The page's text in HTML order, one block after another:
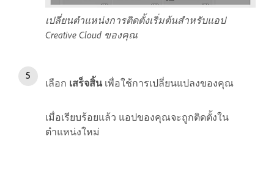
เปลี่ยนตำแหน่งการติดตั้งเริ่มต้นสำหรับแอป
Creative Cloud ของคุณ
เลือก เสร็จสิ้นเพื่อใช้การเปลี่ยนแปลงของคุณ
เมื่อเรียบร้อยแล้ว แอปของคุณจะถูกติดตั้งใน
ตำแหน่งใหม่